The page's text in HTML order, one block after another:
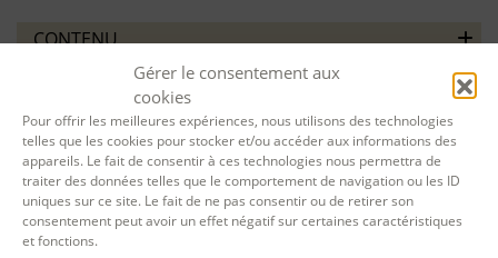
Gérer le consentement aux
cookies
Pour offrir les meilleures expériences, nous utilisons des technologies
telles que les cookies pour stocker et/ou accéder aux informations des
appareils. Le fait de consentir à ces technologies nous permettra de
traiter des données telles que le comportement de navigation ou les ID
uniques sur ce site. Le fait de ne pas consentir ou de retirer son
consentement peut avoir un effet négatif sur certaines caractéristiques
et fonctions.
CONTENU
MÉTHODES PÉDAGOGIQUES
ÉVALUATION